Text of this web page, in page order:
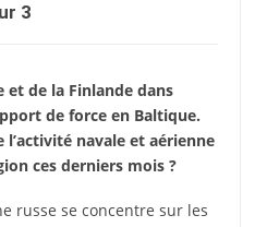
3
et de la Finlande dans
de force en Baltique.
navale et aérienne
ces derniers mois ?
russe se concentre sur les